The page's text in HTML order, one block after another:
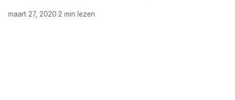
maart 27, 2020·2 min lezen